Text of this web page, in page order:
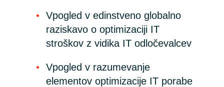
Middle East
Netherlands
Norway
Vpogled v edinstveno globalno
raziskavo o optimizaciji IT
stroškov z vidika IT odločevalcev
Vpogled v razumevanje
elementov optimizacije IT porabe